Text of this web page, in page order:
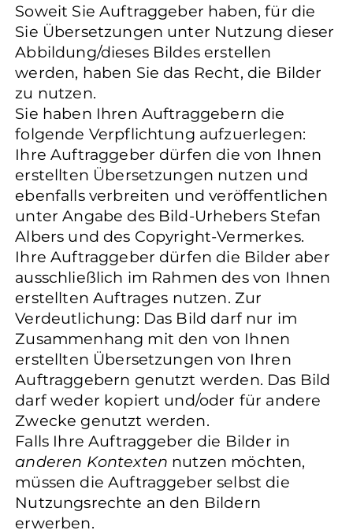
Soweit Sie Auftraggeber haben, für die
Sie Übersetzungen unter Nutzung dieser
Abbildung/dieses Bildes erstellen
werden, haben Sie das Recht, die Bilder
zu nutzen.
Sie haben Ihren Auftraggebern die
folgende Verpflichtung aufzuerlegen:
Ihre Auftraggeber dürfen die von Ihnen
erstellten Übersetzungen nutzen und
ebenfalls verbreiten und veröffentlichen
unter Angabe des Bild-Urhebers Stefan
Albers und des Copyright-Vermerkes.
Ihre Auftraggeber dürfen die Bilder aber
ausschließlich im Rahmen des von Ihnen
erstellten Auftrages nutzen. Zur
Verdeutlichung: Das Bild darf nur im
Zusammenhang mit den von Ihnen
erstellten Übersetzungen von Ihren
Auftraggebern genutzt werden. Das Bild
darf weder kopiert und/oder für andere
Zwecke genutzt werden.
Falls Ihre Auftraggeber die Bilder in
anderen Kontexten nutzen möchten,
müssen die Auftraggeber selbst die
Nutzungsrechte an den Bildern
erwerben.